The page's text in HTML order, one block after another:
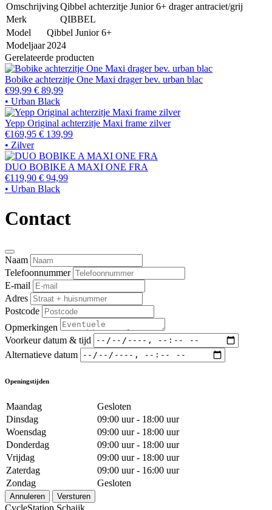
OmschrijvingQibbel achterzitje Junior 6+ drager antraciet/grij
Merk
QIBBEL
Model
Qibbel Junior 6+
Modeljaar 2024
Gerelateerde producten
Bobike achterzitje One Maxi drager bev. urban blac
€99,99 € 89,99
• Urban Black
Yepp Original achterzitje Maxi frame zilver
€169,95 € 139,99
• Zilver
DUO BOBIKE A MAXI ONE FRA
€119,90 € 94,99
• Urban Black
Contact
Naam
Telefoonnummer
E-mail
Adres
Postcode
Opmerkingen
Voorkeur datum & tijd
Alternatieve datum
Openingstijden
Maandag
Gesloten
Dinsdag
09:00 uur - 18:00 uur
Woensdag
09:00 uur - 18:00 uur
Donderdag
09:00 uur - 18:00 uur
Vrijdag
09:00 uur - 18:00 uur
Zaterdag
09:00 uur - 16:00 uur
Zondag
Gesloten
Annuleren Versturen
CycleStation Schaijk